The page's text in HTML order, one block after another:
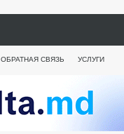
ОБРАТНАЯ СВЯЗЬ УСЛУГИ